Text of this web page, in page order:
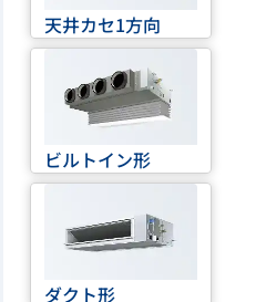
天井カセ1方向
ビルトイン形
ダクト形